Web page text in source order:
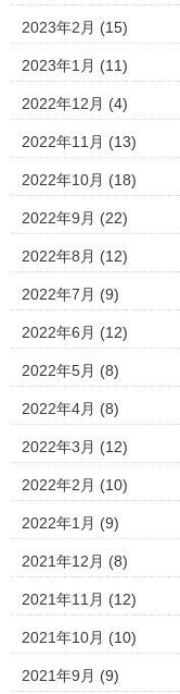
2023年2月 (15)
2023年1月 (11)
2022年12月 (4)
2022年11月 (13)
2022年10月 (18)
2022年9月 (22)
2022年8月 (12)
2022年7月 (9)
2022年6月 (12)
2022年5月 (8)
2022年4月 (8)
2022年3月 (12)
2022年2月 (10)
2022年1月 (9)
2021年12月 (8)
2021年11月 (12)
2021年10月 (10)
2021年9月 (9)